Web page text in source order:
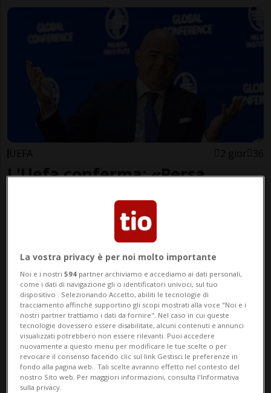
UEFA 2 gior 36
L'Uefa conferma: «Persa
appoggeremo»
La vostra privacy è per noi molto importante
Noi e i nostri594 partner archiviamo e accediamo ai dati personali,
come i dati di navigazione gli o identificatori univoci, sul tuo
dispositivo . Selezionando Accetto, abiliti le tecnologie di
tracciamento affinché supportino gli scopi mostrati alla voce "Noi e i
nostri partner trattiamo i dati da fornire". Nel caso in cui queste
tecnologie dovessero essere disabilitate, alcuni contenuti e annunci
visualizzati potrebbero non essere rilevanti. Puoi accedere
nuovamente a questo menu per modificare le tue scelte o per
revocare il consenso facendo clic sul link Gestisci le preferenze in
fondo alla pagina web.. Tali scelte avranno effetto nel contesto del
nostro Sito web. Per maggiori informazioni, consulta l'Informativa
sulla privacy.